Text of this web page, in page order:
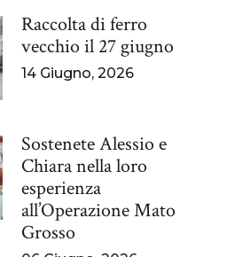
Raccolta di ferro
vecchio il 27 giugno
14 Giugno, 2026
Sostenete Alessio e
Chiara nella loro
esperienza
all’Operazione Mato
Grosso